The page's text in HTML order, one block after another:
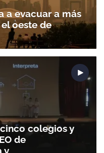
a evacuar a más
oeste de
colegios y
de
y